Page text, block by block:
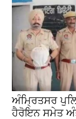
ਅੰਮ੍ਰਿਤਸਰ
ਹੈਰੋਇਨ ਸਮੇਤ